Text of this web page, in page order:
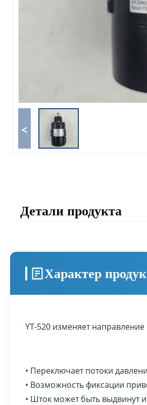
<
Детали продукта
Характер
YT-520 изменяет
• Переключает потоки
• Возможность фиксации
• Шток может быть выдвинут